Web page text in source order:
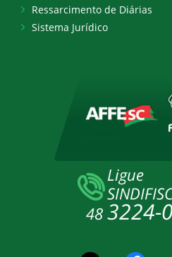
Ressarcimento de Diárias
Sistema Jurídico